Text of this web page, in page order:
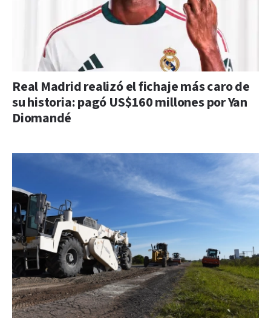
Real Madrid realizó el fichaje más caro de
su historia: pagó US$160 millones por Yan
Diomandé